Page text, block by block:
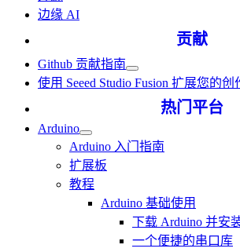
边缘 AI
贡献
Github 贡献指南
使用 Seeed Studio Fusion 扩展您的创
热门平台
Arduino
Arduino 入门指南
扩展板
教程
Arduino 基础使用
下载 Arduino 并安
一个便捷的串口库